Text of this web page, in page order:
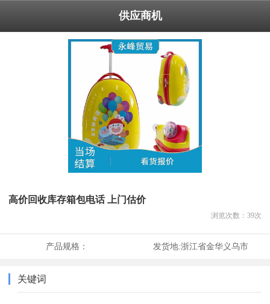
供应商机
高价回收库存箱包电话 上门估价
浏览次数： 39次
产品规格： 发货地:浙江省金华义乌市
关键词